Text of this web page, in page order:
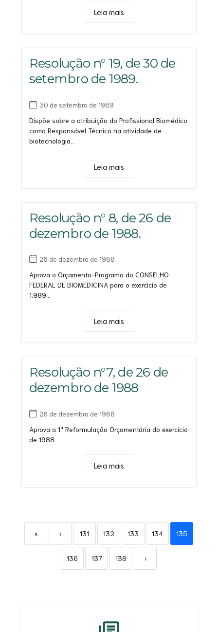
Leia mais
Resolução n° 19, de 30 de
setembro de 1989.
30 de setembro de 1989
Dispõe sobre a atribuição do Profissional Biomédico
como Responsável Técnico na atividade de
biotecnologia...
Leia mais
Resolução n° 8, de 26 de
dezembro de 1988.
26 de dezembro de 1988
Aprova o Orçamento-Programa do CONSELHO
FEDERAL DE BIOMEDICINA para o exercício de
1.989...
Leia mais
Resolução n°7, de 26 de
dezembro de 1988
26 de dezembro de 1988
Aprova a 1ª Reformulação Orçamentária do exercício
de 1988...
Leia mais
« ‹ 131 132 133 134 135
136 137 138 ›